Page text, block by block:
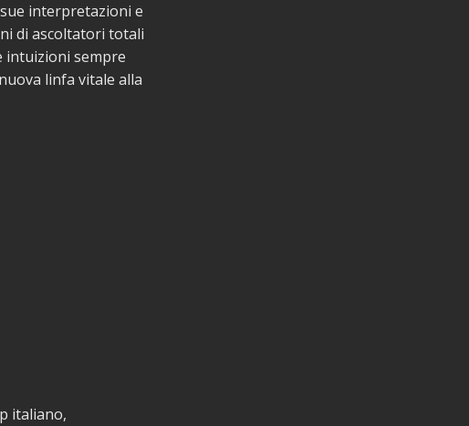
interpretazioni e
di ascoltatori totali
intuizioni sempre
linfa vitale alla
italiano,